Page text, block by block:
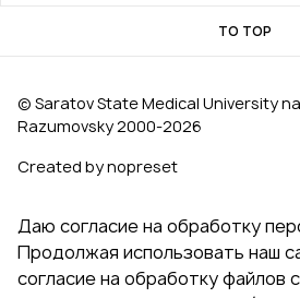
TO TOP
© Saratov State Medical University
Razumovsky 2000‑2026
Created by nopreset
Даю согласие на обработку
Продолжая использовать наш
согласие на обработку файлов